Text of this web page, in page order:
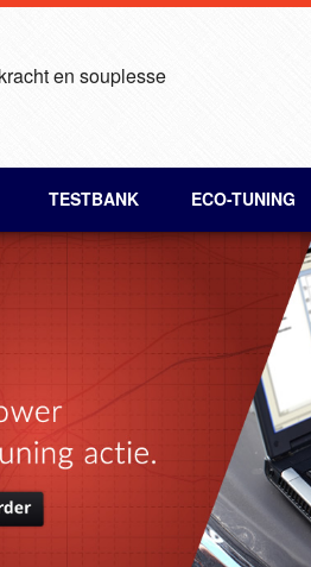
en souplesse
TESTBANK ECO-TUNING